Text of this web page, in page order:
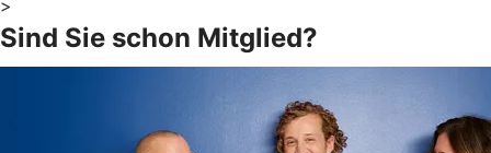
>
Sind Sie schon Mitglied?